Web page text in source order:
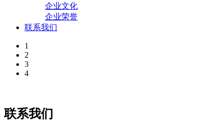
企业文化
企业荣誉
联系我们
1
2
3
4
联系我们